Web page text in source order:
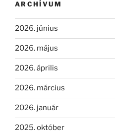
ARCHÍVUM
2026. június
2026. május
2026. április
2026. március
2026. január
2025. október